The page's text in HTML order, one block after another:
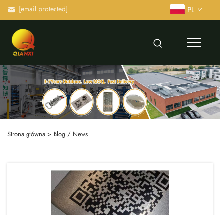
[email protected] PL
Strona główna > Blog / News